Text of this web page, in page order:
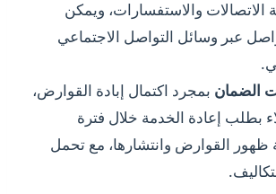
الاتصالات والاستفسارات، ويمكن
عبر وسائل التواصل الاجتماعي
الضمان بمجرد اكتمال إبادة القوارض،
بطلب إعادة الخدمة خلال فترة
ظهور القوارض وانتشارها، مع تحمل